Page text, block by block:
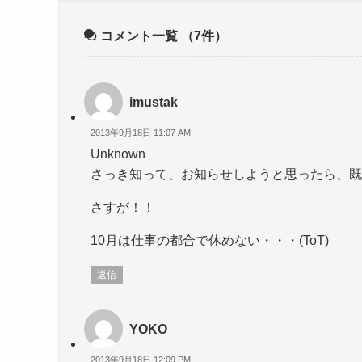
コメント一覧 （7件）
imustak
2013年9月18日 11:07 AM
Unknown
さっき知って、お知らせしようと思ったら、
さすが！！
10月は仕事の都合で休めない・・・(ToT)
返信
YOKO
2013年9月18日 12:09 PM